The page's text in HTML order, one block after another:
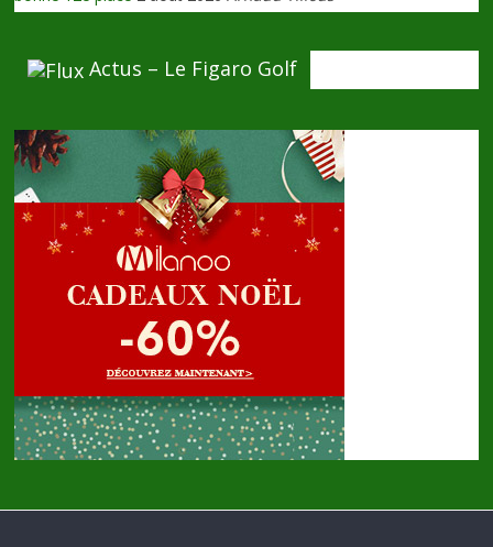
Actus – Le Figaro Golf